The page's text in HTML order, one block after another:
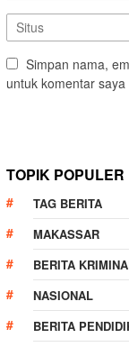
Simpan nama,
untuk komentar
TOPIK POPULER
TAG BERITA
MAKASSAR
BERITA
NASIONAL
BERITA